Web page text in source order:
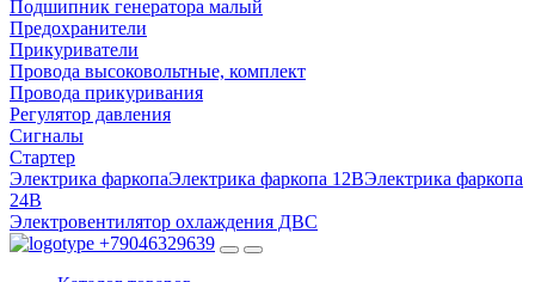
Подшипник генератора малый
Предохранители
Прикуриватели
Провода высоковольтные, комплект
Провода прикуривания
Регулятор давления
Сигналы
Стартер
Электрика фаркопаЭлектрика фаркопа 12ВЭлектрика фаркопа
24В
Электровентилятор охлаждения ДВС
+79046329639